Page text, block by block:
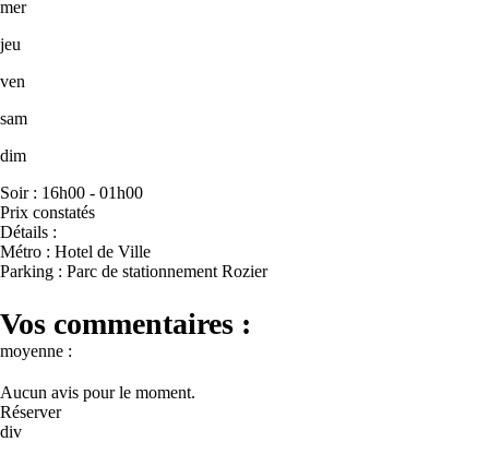
mer
jeu
ven
sam
dim
Soir : 16h00 - 01h00
Prix constatés
Détails :
Métro : Hotel de Ville
Parking : Parc de stationnement Rozier
Vos commentaires :
moyenne :
Aucun avis pour le moment.
Réserver
div